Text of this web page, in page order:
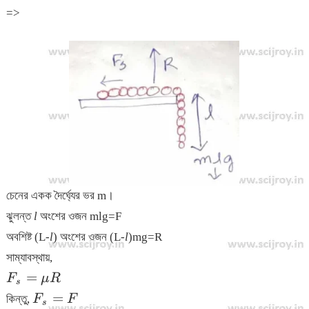
=>
চেনের একক দৈর্ঘ্যের ভর m।
ঝুলন্ত lঅংশের ওজন mlg=F
অবশিষ্ট (L-l) অংশের ওজন (L-l)mg=R
সাম্যাবস্থায়,
F_s
=
Fs = μR
কিন্তু, F_s
Fs = F